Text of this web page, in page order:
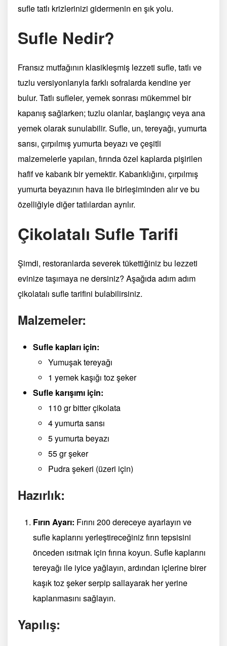
sufle tatlı krizlerinizi gidermenin en şık yolu.
Sufle Nedir?
Fransız mutfağının klasikleşmiş lezzeti sufle, tatlı ve
tuzlu versiyonlarıyla farklı sofralarda kendine yer
bulur. Tatlı sufleler, yemek sonrası mükemmel bir
kapanış sağlarken; tuzlu olanlar, başlangıç veya ana
yemek olarak sunulabilir. Sufle, un, tereyağı, yumurta
sarısı, çırpılmış yumurta beyazı ve çeşitli
malzemelerle yapılan, fırında özel kaplarda pişirilen
hafif ve kabarık bir yemektir. Kabarıklığını, çırpılmış
yumurta beyazının hava ile birleşiminden alır ve bu
özelliğiyle diğer tatlılardan ayrılır.
Çikolatalı Sufle Tarifi
Şimdi, restoranlarda severek tükettiğiniz bu lezzeti
evinize taşımaya ne dersiniz? Aşağıda adım adım
çikolatalı sufle tarifini bulabilirsiniz.
Malzemeler:
Sufle kapları için:
Yumuşak tereyağı
1 yemek kaşığı toz şeker
Sufle karışımı için:
110 gr bitter çikolata
4 yumurta sarısı
5 yumurta beyazı
55 gr şeker
Pudra şekeri (üzeri için)
Hazırlık:
Fırın Ayarı: Fırını 200 dereceye ayarlayın ve
sufle kaplarını yerleştireceğiniz fırın tepsisini
önceden ısıtmak için fırına koyun. Sufle kaplarını
tereyağı ile iyice yağlayın, ardından içlerine birer
kaşık toz şeker serpip sallayarak her yerine
kaplanmasını sağlayın.
Yapılış: